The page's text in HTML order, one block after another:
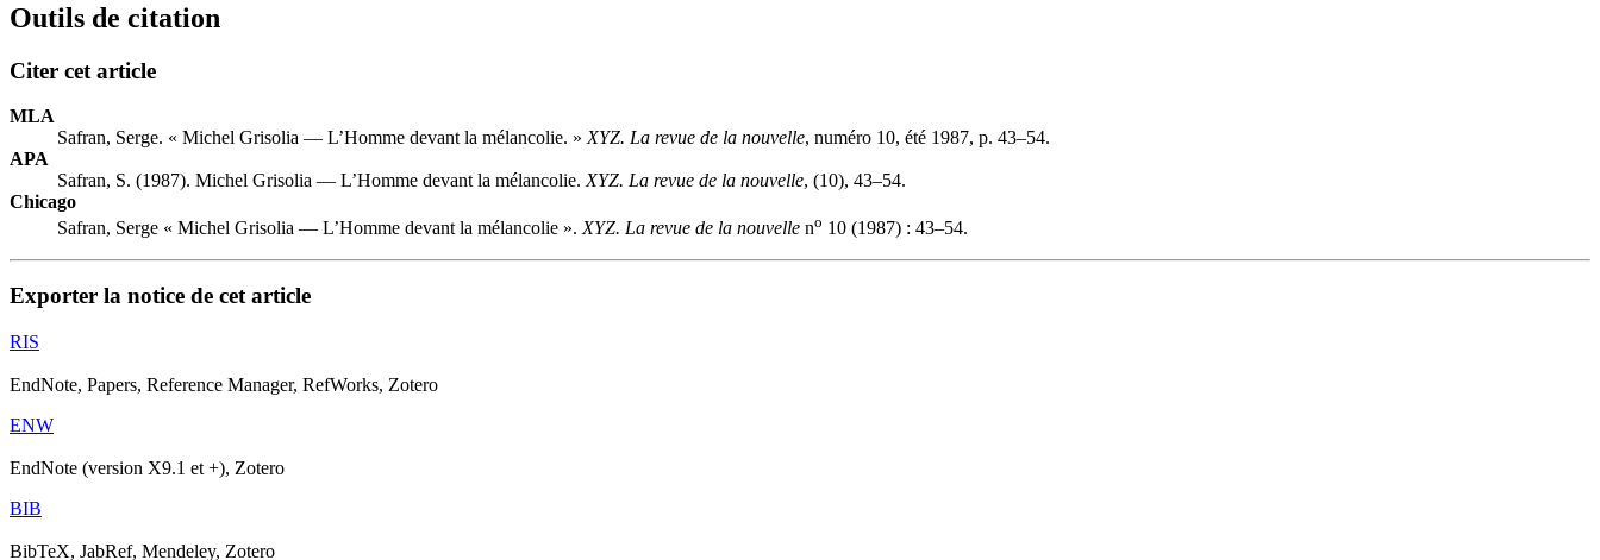
Outils de citation
Citer cet article
MLA
Safran, Serge. « Michel Grisolia — L’Homme devant la mélancolie. » XYZ. La revue de la nouvelle, numéro 10, été 1987, p. 43–54.
APA
Safran, S. (1987). Michel Grisolia — L’Homme devant la mélancolie. XYZ. La revue de la nouvelle, (10), 43–54.
Chicago
Safran, Serge « Michel Grisolia — L’Homme devant la mélancolie ».XYZ. La revue de la nouvelle no 10 (1987) : 43–54.
Exporter la notice de cet article
RIS
EndNote, Papers, Reference Manager, RefWorks, Zotero
ENW
EndNote (version X9.1 et +), Zotero
BIB
BibTeX, JabRef, Mendeley, Zotero